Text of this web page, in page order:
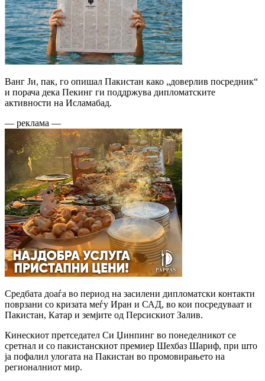
Ванг Ји, пак, го опишал Пакистан како „доверлив посредник“
и порача дека Пекинг ги поддржува дипломатските
активности на Исламабад.
— реклама —
Средбата доаѓа во период на засилени дипломатски контакти
поврзани со кризата меѓу Иран и САД, во кои посредуваат и
Пакистан, Катар и земјите од Персискиот Залив.
Кинескиот претседател Си Џинпинг во понеделникот се
сретнал и со пакистанскиот премиер Шехбаз Шариф, при што
ја пофалил улогата на Пакистан во промовирањето на
регионалниот мир.